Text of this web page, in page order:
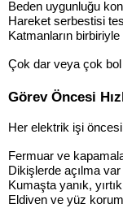
Beden uygunluğu
Hareket serbestisi
Katmanların
Çok dar veya çok
Görev Öncesi
Her elektrik işi
Fermuar ve
Dikişlerde açılma var
Kumaşta yanık,
Eldiven ve yüz